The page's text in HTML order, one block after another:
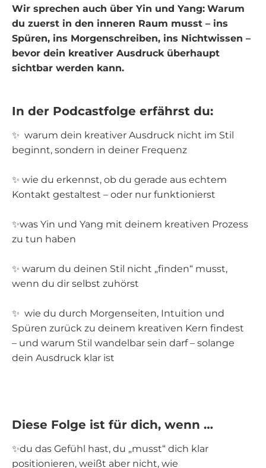
Wir sprechen auch über Yin und Yang: Warum
du zuerst in den inneren Raum musst – ins
Spüren, ins Morgenschreiben, ins Nichtwissen –
bevor dein kreativer Ausdruck überhaupt
sichtbar werden kann.
In der Podcastfolge erfährst du:
✨ warum dein kreativer Ausdruck nicht im Stil
beginnt, sondern in deiner Frequenz
✨ wie du erkennst, ob du gerade aus echtem
Kontakt gestaltest – oder nur funktionierst
✨was Yin und Yang mit deinem kreativen Prozess
zu tun haben
✨ warum du deinen Stil nicht „finden“ musst,
wenn du dir selbst zuhörst
✨ wie du durch Morgenseiten, Intuition und
Spüren zurück zu deinem kreativen Kern findest
– und warum Stil wandelbar sein darf – solange
dein Ausdruck klar ist
Diese Folge ist für dich, wenn …
✨du das Gefühl hast, du „musst“ dich klar
positionieren, weißt aber nicht, wie